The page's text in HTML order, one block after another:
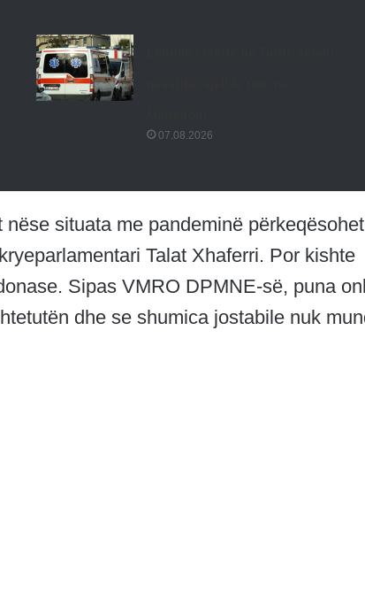
07.08.2026
situata me pandeminë
Talat Xhaferri. Por kishte
Sipas VMRO DPMNE-së, puna
dhe se shumica jostabile nuk